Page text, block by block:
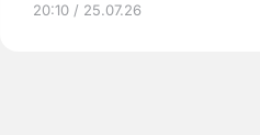
20:10 / 25.07.26